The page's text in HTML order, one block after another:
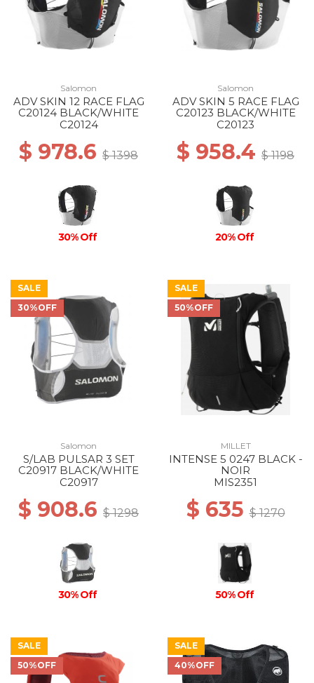
Salomon
ADV SKIN 12 RACE FLAG
C20124 BLACK/WHITE
C20124
$ 978.6 $ 1398
30% Off
Salomon
ADV SKIN 5 RACE FLAG
C20123 BLACK/WHITE
C20123
$ 958.4 $ 1198
20% Off
SALE
30%OFF
Salomon
S/LAB PULSAR 3 SET
C20917 BLACK/WHITE
C20917
$ 908.6 $ 1298
30% Off
SALE
50%OFF
MILLET
INTENSE 5 0247 BLACK -
NOIR
MIS2351
$ 635$ 1270
50% Off
SALE
50%OFF
SALE
40%OFF